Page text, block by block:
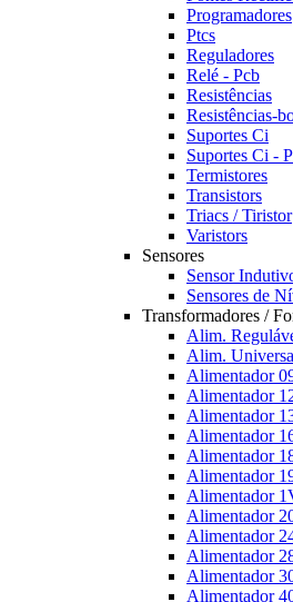
Programadores
Ptcs
Reguladores
Relé - Pcb
Resistências
Resistências-
Suportes Ci
Suportes Ci -
Termistores
Transistors
Triacs / Tiristor
Varistors
Sensores
Sensor
Sensores de
Transformadores /
Alim.
Alim.
Alimentador
Alimentador
Alimentador
Alimentador
Alimentador
Alimentador
Alimentador
Alimentador
Alimentador
Alimentador
Alimentador
Alimentador